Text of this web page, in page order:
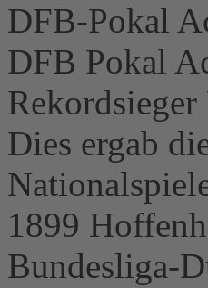
DFB-Pokal
DFB Pokal
Dies ergab
1899
Bundesliga-